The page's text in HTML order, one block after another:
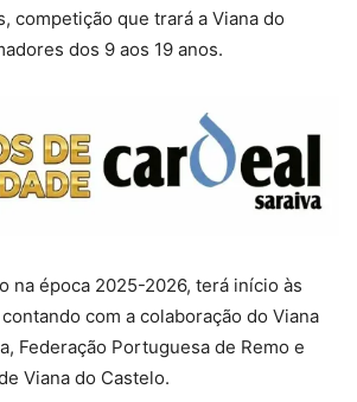
competição que trará a Viana do
dos 9 aos 19 anos.
na época 2025-2026, terá início às
com a colaboração do Viana
Federação Portuguesa de Remo e
Viana do Castelo.